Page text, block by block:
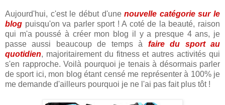
Aujourd'hui, c'est le début d'unenouvelle catégorie sur le
blog puisqu'on va parler sport ! A coté de la beauté, raison
qui m'a poussé à créer mon blog il y a presque 4 ans, je
passe aussi beaucoup de temps à faire du sport au
quotidien, majoritairement du fitness et autres activités qui
s'en rapproche. Voilà pourquoi je tenais à désormais parler
de sport ici, mon blog étant censé me représenter à 100% je
me demande d'ailleurs pourquoi je ne l'ai pas fait plus tôt !